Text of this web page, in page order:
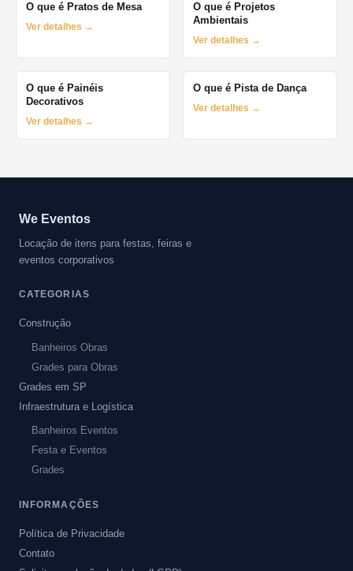
O que é Pratos de Mesa
Ver detalhes →
O que é Projetos
Ambientais
Ver detalhes →
O que é Painéis
Decorativos
Ver detalhes →
O que é Pista de Dança
Ver detalhes →
We Eventos
Locação de itens para festas, feiras e
eventos corporativos
CATEGORIAS
Construção
Banheiros Obras
Grades para Obras
Grades em SP
Infraestrutura e Logística
Banheiros Eventos
Festa e Eventos
Grades
INFORMAÇÕES
Política de Privacidade
Contato